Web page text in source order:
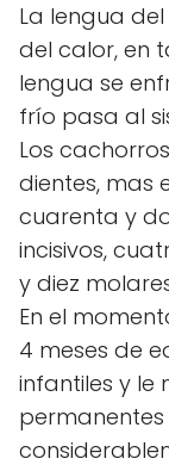
La lengua
del calor, en
lengua se
frío pasa al
Los
dientes, mas
cuarenta y
incisivos,
y diez
En el
4 meses de
infantiles y le